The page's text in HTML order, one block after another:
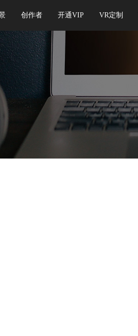
创作者 开通VIP VR定制